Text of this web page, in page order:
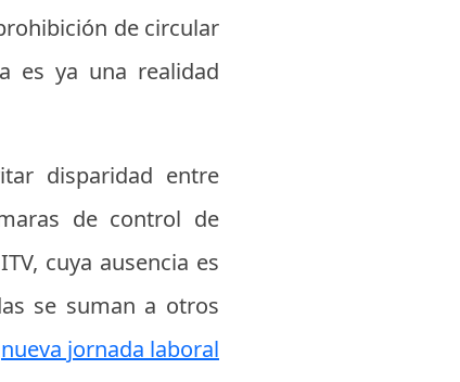
de circular
es ya una realidad
disparidad entre
de control de
cuya ausencia es
se suman a otros
nueva jornada laboral